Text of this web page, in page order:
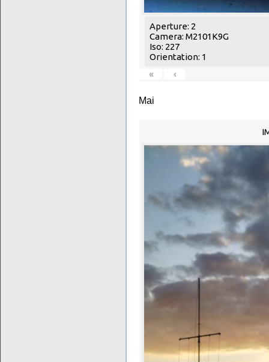
Aperture: 2
Camera: M2101K9G
Iso: 227
Orientation: 1
«
‹
Mai